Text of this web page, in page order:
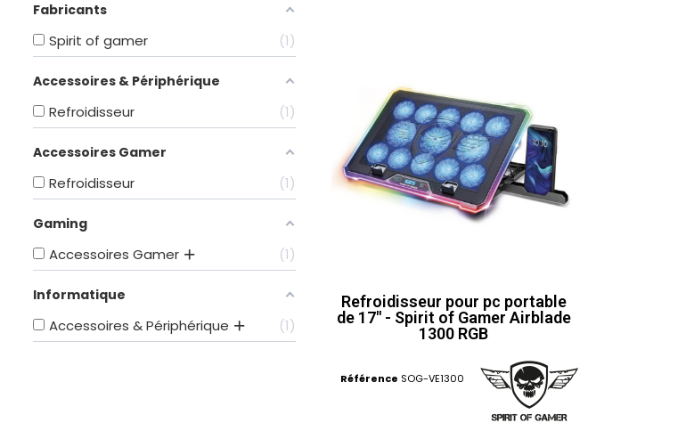
Fabricants
Spirit of gamer 1
Accessoires & Périphérique
Refroidisseur 1
Accessoires Gamer
Refroidisseur 1
Gaming
Accessoires Gamer 1
Informatique
Accessoires & Périphérique 1
Refroidisseur pour pc portable
de 17" - Spirit of Gamer Airblade
1300 RGB
Référence SOG-VE1300